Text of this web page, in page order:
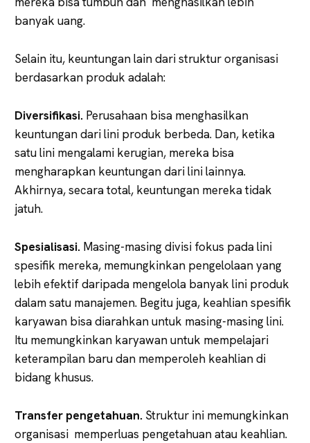
banyak uang.
Selain itu, keuntungan lain dari struktur organisasi
berdasarkan produk adalah:
Diversifikasi. Perusahaan bisa menghasilkan
keuntungan dari lini produk berbeda. Dan, ketika
satu lini mengalami kerugian, mereka bisa
mengharapkan keuntungan dari lini lainnya.
Akhirnya, secara total, keuntungan mereka tidak
jatuh.
Spesialisasi. Masing-masing divisi fokus pada lini
spesifik mereka, memungkinkan pengelolaan yang
lebih efektif daripada mengelola banyak lini produk
dalam satu manajemen. Begitu juga, keahlian spesifik
karyawan bisa diarahkan untuk masing-masing lini.
Itu memungkinkan karyawan untuk mempelajari
keterampilan baru dan memperoleh keahlian di
bidang khusus.
Transfer pengetahuan. Struktur ini memungkinkan
organisasi memperluas pengetahuan atau keahlian.